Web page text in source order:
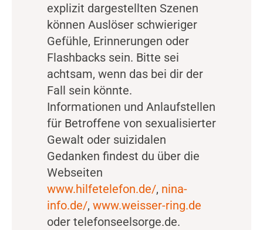
explizit dargestellten Szenen
können Auslöser schwieriger
Gefühle, Erinnerungen oder
Flashbacks sein. Bitte sei
achtsam, wenn das bei dir der
Fall sein könnte.
Informationen und Anlaufstellen
für Betroffene von sexualisierter
Gewalt oder suizidalen
Gedanken findest du über die
Webseiten
www.hilfetelefon.de/, nina-
info.de/, www.weisser-ring.de
oder telefonseelsorge.de.